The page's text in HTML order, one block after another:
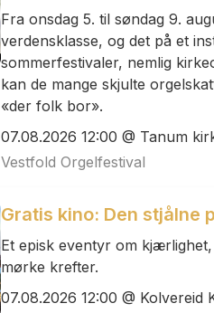
Fra onsdag 5. til søndag 9.
verdensklasse, og det på et
sommerfestivaler, nemlig
kan de mange skjulte
«der folk bor».
07.08.2026 12:00 @ Tanum
Vestfold Orgelfestival
Gratis kino: Den stjålne
Et episk eventyr om
mørke krefter.
07.08.2026 12:00 @ Kolvereid